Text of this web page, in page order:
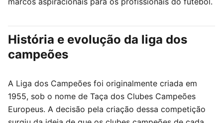
História e evolução da liga dos
campeões
A Liga dos Campeões foi originalmente criada em
1955, sob o nome de Taça dos Clubes Campeões
Europeus. A decisão pela criação dessa competição